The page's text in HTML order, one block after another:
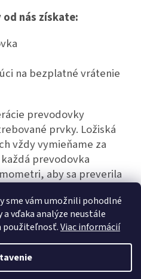
sme vám umožnili pohodlné
vďaka analýze neustále
použiteľnosť.Viac informácií
nás získate:
na bezplatné vrátenie
prevodovky
prvky. Ložiská
vždy vymieňame za
prevodovka
aby sa preverila
Shoptet